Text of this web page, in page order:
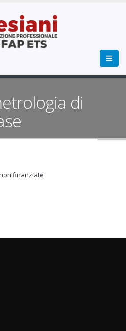
di
finanziate